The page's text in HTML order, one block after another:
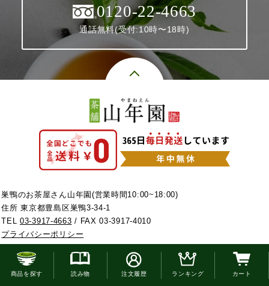
0120-22-4663
通話無料(受付:10時〜18時)
巣鴨のお茶屋さん山年園(営業時間10:00~18:00)
住所 東京都豊島区巣鴨3-34-1
TEL03-3917-4663 / FAX 03-3917-4010
プライバシーポリシー
お電話でのご注文はコチラ
お電話でのご注文はこちら
商品を探す 読み物 注文履歴 ランキング カート